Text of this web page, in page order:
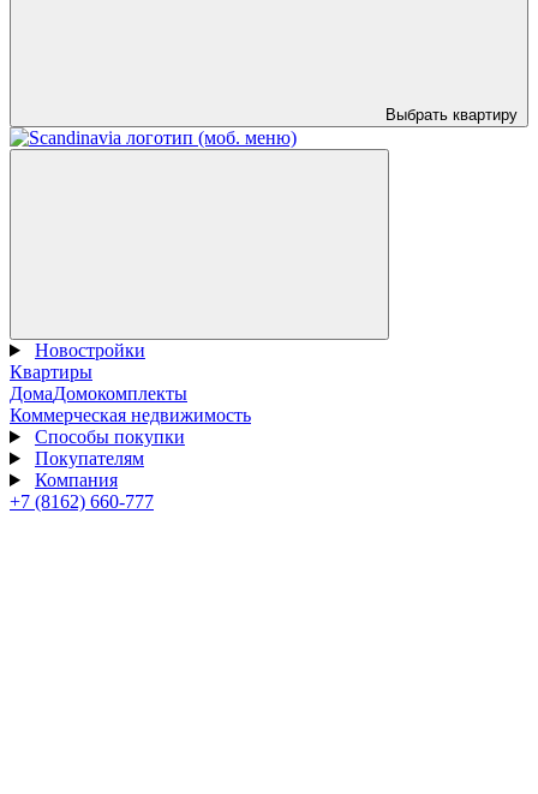
Выбрать квартиру
Новостройки
Квартиры
ДомаДомокомплекты
Коммерческая недвижимость
Способы покупки
Покупателям
Компания
+7 (8162) 660-777